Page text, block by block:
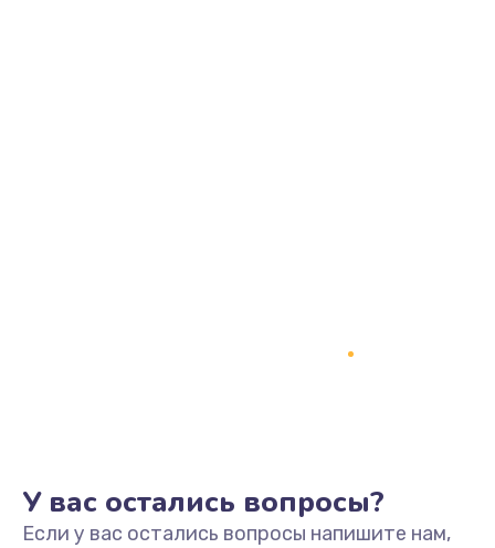
У вас остались вопросы?
Если у вас остались вопросы напишите нам,